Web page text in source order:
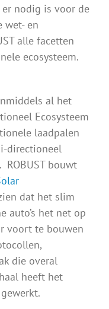
nodig is voor de
wet- en
alle facetten
ecosysteem.
al het
Ecosysteem
laadpalen
directioneel
ROBUST bouwt
dat het slim
auto’s het net op
voort te bouwen
die overal
heeft het